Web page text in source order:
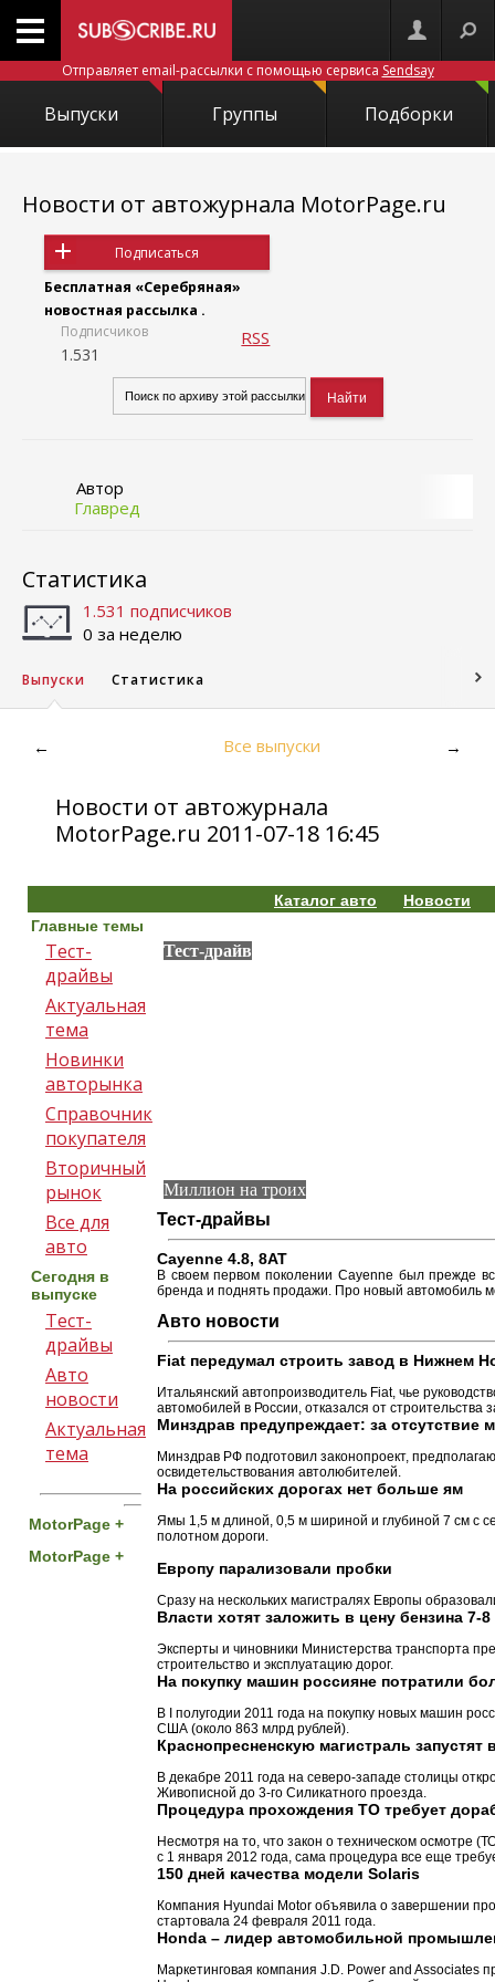
Отправляет email-рассылки с помощью сервиса Sendsay
Выпуски Группы Подборки
Новости от автожурнала MotorPage.ru
Подписаться
Бесплатная «Серебряная»
новостная рассылка .
Подписчиков
1.531
RSS
Автор
Главред
Статистика
1.531 подписчиков
0 за неделю
Выпуски Статистика
← Все выпуски →
Новости от автожурнала
MotorPage.ru 2011-07-18 16:45
Каталог авто
Новости
Главные темы
Тест-
драйвы
Актуальная
тема
Новинки
авторынка
Справочник
покупателя
Вторичный
рынок
Все для
авто
Сегодня в
выпуске
Тест-
драйвы
Авто
новости
Актуальная
тема
MotorPage +
MotorPage +
Тест-драйв
Миллион на троих
Тест-драйвы
Cayenne 4.8, 8АТ
В своем первом поколении Cayenne был прежде
бренда и поднять продажи. Про новый автомобиль
Авто новости
Fiat передумал строить завод в Нижнем
Итальянский автопроизводитель Fiat, чье
автомобилей в России, отказался от строительства
Минздрав предупреждает: за отсутствие
Минздрав РФ подготовил законопроект,
освидетельствования автолюбителей.
На российских дорогах нет больше ям
Ямы 1,5 м длиной, 0,5 м шириной и глубиной 7 см с
полотном дороги.
Европу парализовали пробки
Сразу на нескольких магистралях Европы
Власти хотят заложить в цену бензина 7-
Эксперты и чиновники Министерства транспорта
строительство и эксплуатацию дорог.
На покупку машин россияне потратили
В I полугодии 2011 года на покупку новых машин
США (около 863 млрд рублей).
Краснопресненскую магистраль
В декабре 2011 года на северо-западе столицы
Живописной до 3-го Силикатного проезда.
Процедура прохождения ТО требует
Несмотря на то, что закон о техническом осмотре
с 1 января 2012 года, сама процедура все еще
150 дней качества модели Solaris
Компания Hyundai Motor объявила о завершении
стартовала 24 февраля 2011 года.
Honda – лидер автомобильной
Маркетинговая компания J.D. Power and Associates